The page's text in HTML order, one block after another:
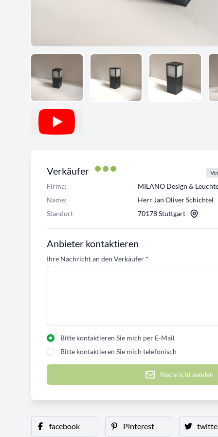
Verkäufer
Firma:
MILANO Design &
Name:
Herr Jan Oliver Schichtel
Standort
70178 Stuttgart
Anbieter kontaktieren
Ihre Nachricht an den Verkäufer *
Bitte kontaktieren Sie mich per E-Mail
Bitte kontaktieren Sie mich telefonisch
Nachricht senden
facebook Pinterest